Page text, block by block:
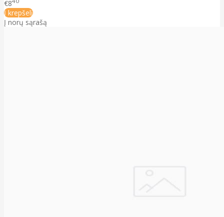
€8
Į krepšelį
Į norų sąrašą